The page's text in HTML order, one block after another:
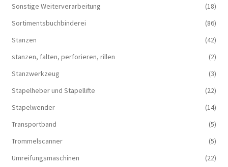
Sonstige Weiterverarbeitung
(18)
Sortimentsbuchbinderei
(86)
Stanzen
(42)
stanzen, falten, perforieren, rillen
(2)
Stanzwerkzeug
(3)
Stapelheber und Stapellifte
(22)
Stapelwender
(14)
Transportband
(5)
Trommelscanner
(5)
Umreifungsmaschinen
(22)